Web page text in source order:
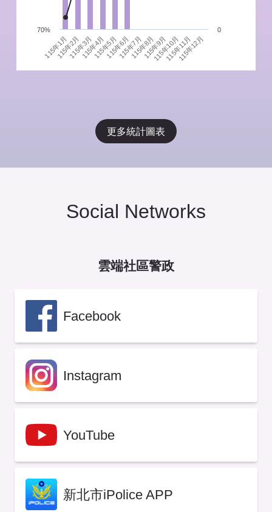
115年1月
115年2月115年3月115年4月115年5月115年6月115年7月115年8月115年9月
115年10月
115年11月
115年12月
70% 0
更多統計圖表
Social Networks
雲端社區警政
Facebook
Instagram
YouTube
新北市iPolice APP